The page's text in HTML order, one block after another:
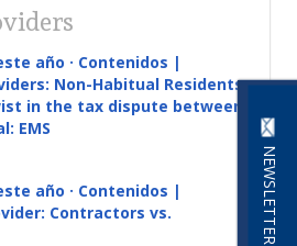
NEWSLETTER
año · Contenidos |
Non-Habitual Residents
in the tax dispute between
EMS
año · Contenidos |
Contractors vs.